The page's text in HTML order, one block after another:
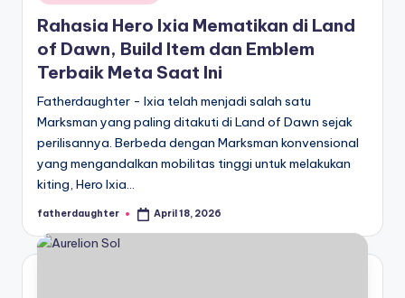
in
Rahasia Hero Ixia Mematikan di Land
of Dawn, Build Item dan Emblem
Terbaik Meta Saat Ini
Fatherdaughter - Ixia telah menjadi salah satu
Marksman yang paling ditakuti di Land of Dawn sejak
perilisannya. Berbeda dengan Marksman konvensional
yang mengandalkan mobilitas tinggi untuk melakukan
kiting, Hero Ixia…
Posted
fatherdaughter April 18, 2026